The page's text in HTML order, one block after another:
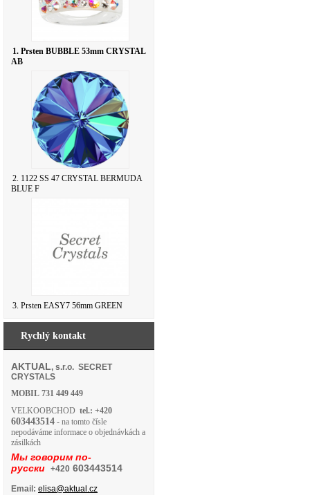
1. Prsten BUBBLE 53mm CRYSTAL
AB
2. 1122 SS 47 CRYSTAL BERMUDA
BLUE F
3. Prsten EASY7 56mm GREEN
Rychlý kontakt
AKTUAL, s.r.o. SECRET
CRYSTALS
MOBIL 731 449 449
VELKOOBCHOD tel.: +420
603443514 - na tomto čísle
nepodáváme informace o objednávkách a
zásilkách
Мы говорим по-
русски +420 603443514
Email: elisa@aktual.cz